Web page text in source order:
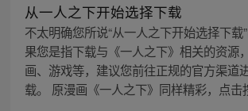
从一人之下开始选择下载
不太明确您所说“从一人之下开始选择下载
果您是指下载与《一人之下》相关的资源
画、游戏等，建议您前往正规的官方渠道
载。 原漫画《一人之下》同样精彩，点击